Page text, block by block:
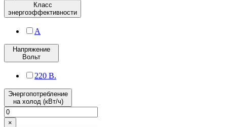
Класс
энергоэффективности
A
Напряжение
Вольт
220 В.
Энергопотребление
на холод (кВт/ч)
×